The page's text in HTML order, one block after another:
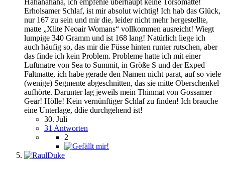
Erholsamer Schlaf, ist mir absolut wichtig! Ich hab das Glück,
nur 167 zu sein und mir die, leider nicht mehr hergestellte,
matte „Xlite Neoair Womans“ vollkommen ausreicht! Wiegt
lumpige 340 Gramm und ist 168 lang! Natürlich liege ich
auch häufig so, das mir die Füsse hinten runter rutschen, aber
das finde ich kein Problem. Probleme hatte ich mit einer
Luftmatre von Sea to Summit, in Größe S und der Exped
Faltmatte, ich habe gerade den Namen nicht parat, auf so viele
(wenige) Segmente abgeschnitten, das sie mitte Oberschenkel
aufhörte. Darunter lag jeweils mein Thinmat von Gossamer
Gear! Hölle! Kein vernünftiger Schlaf zu finden! Ich brauche
eine Unterlage, ddie durchgehend ist!
30. Juli
31 Antworten
2